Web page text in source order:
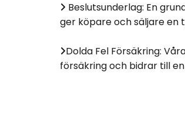
 Beslutsunderlag: En
ger köpare och säljare en
Dolda Fel Försäkring:
försäkring och bidrar till